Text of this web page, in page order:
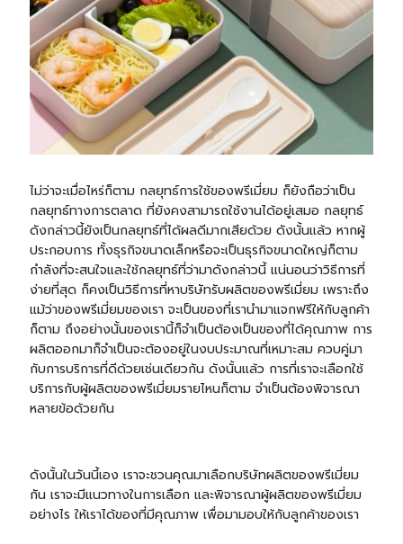
ไม่ว่าจะเมื่อไหร่ก็ตาม กลยุทธ์การใช้ของพรีเมี่ยม ก็ยังถือว่าเป็น
กลยุทธ์ทางการตลาด ที่ยังคงสามารถใช้งานได้อยู่เสมอ กลยุทธ์
ดังกล่าวนี้ยังเป็นกลยุทธ์ที่ได้ผลดีมากเสียด้วย ดังนั้นแล้ว หากผู้
ประกอบการ ทั้งธุรกิจขนาดเล็กหรือจะเป็นธุรกิจขนาดใหญ่ก็ตาม
กำลังที่จะสนใจและใช้กลยุทธ์ที่ว่ามาดังกล่าวนี้ แน่นอนว่าวิธีการที่
ง่ายที่สุด ก็คงเป็นวิธีการที่หาบริษัทรับผลิตของพรีเมี่ยม เพราะถึง
แม้ว่าของพรีเมี่ยมของเรา จะเป็นของที่เรานำมาแจกฟรีให้กับลูกค้า
ก็ตาม ถึงอย่างนั้นของเรานี้ก็จำเป็นต้องเป็นของที่ได้คุณภาพ การ
ผลิตออกมาก็จำเป็นจะต้องอยู่ในงบประมาณที่เหมาะสม ควบคู่มา
กับการบริการที่ดีด้วยเช่นเดียวกัน ดังนั้นแล้ว การที่เราจะเลือกใช้
บริการกับผู้ผลิตของพรีเมี่ยมรายไหนก็ตาม จำเป็นต้องพิจารณา
หลายข้อด้วยกัน
ดังนั้นในวันนี้เอง เราจะชวนคุณมาเลือกบริษัทผลิตของพรีเมี่ยม
กัน เราจะมีแนวทางในการเลือก และพิจารณาผู้ผลิตของพรีเมี่ยม
อย่างไร ให้เราได้ของที่มีคุณภาพ เพื่อมามอบให้กับลูกค้าของเรา